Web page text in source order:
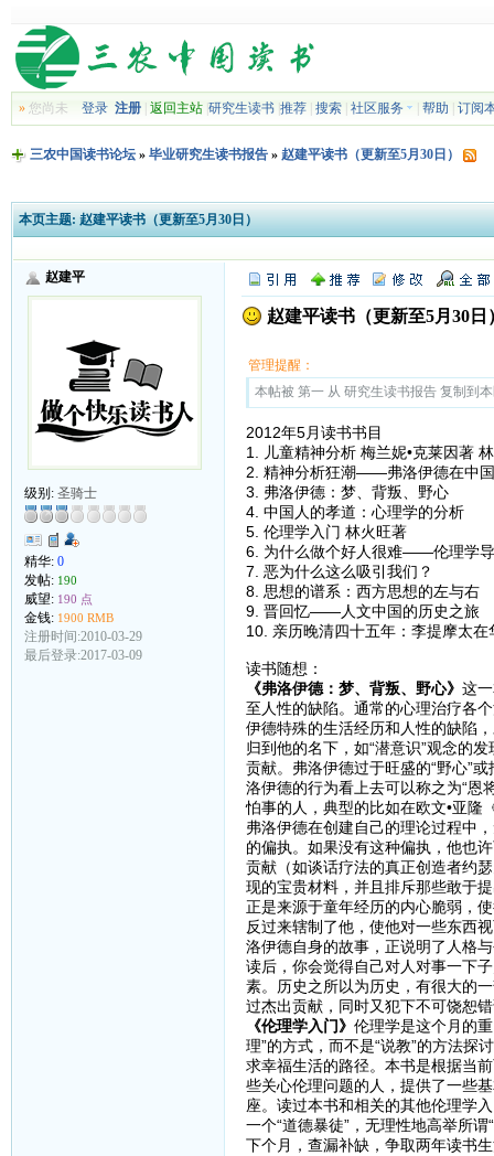
»您尚未 登录 注册| 返回主站| 研究生读书| 推荐| 搜索| 社区服务 帮助 订阅
三农中国读书论坛» 毕业研究生读书报告» 赵建平读书（更新至5月30日）
本页主题: 赵建平读书（更新至5月30日）
赵建平
级别: 圣骑士
精华: 0
发帖: 190
威望: 190 点
金钱: 1900 RMB
注册时间:2010-03-29
最后登录:2017-03-09
赵建平读书（更新至5月30日
管理提醒：
本帖被 第一 从 研究生读书报告 复制到
2012年5月读书书目
1. 儿童精神分析 梅兰妮•克莱因著
2. 精神分析狂潮——弗洛伊德在中国
3. 弗洛伊德：梦、背叛、野心
4. 中国人的孝道：心理学的分析
5. 伦理学入门 林火旺著
6. 为什么做个好人很难——伦理学
7. 恶为什么这么吸引我们？
8. 思想的谱系：西方思想的左与右
9. 晋回忆——人文中国的历史之旅
10. 亲历晚清四十五年：李提摩太在
读书随想：
《弗洛伊德：梦、背叛、野心》 这
至人性的缺陷。通常的心理治疗各
伊德特殊的生活经历和人性的缺陷
归到他的名下，如“潜意识”观念的
贡献。弗洛伊德过于旺盛的“野心”
洛伊德的行为看上去可以称之为“恩
怕事的人，典型的比如在欧文•亚隆
弗洛伊德在创建自己的理论过程中
的偏执。如果没有这种偏执，他也
贡献（如谈话疗法的真正创造者约
现的宝贵材料，并且排斥那些敢于
正是来源于童年经历的内心脆弱，
反过来辖制了他，使他对一些东西
洛伊德自身的故事，正说明了人格
读后，你会觉得自己对人对事一下
素。历史之所以为历史，有很大的
过杰出贡献，同时又犯下不可饶恕
《伦理学入门》 伦理学是这个月的
理”的方式，而不是“说教”的方法探
求幸福生活的路径。本书是根据当
些关心伦理问题的人，提供了一些
座。读过本书和相关的其他伦理学
一个“道德暴徒”，无理性地高举所
下个月，查漏补缺，争取两年读书